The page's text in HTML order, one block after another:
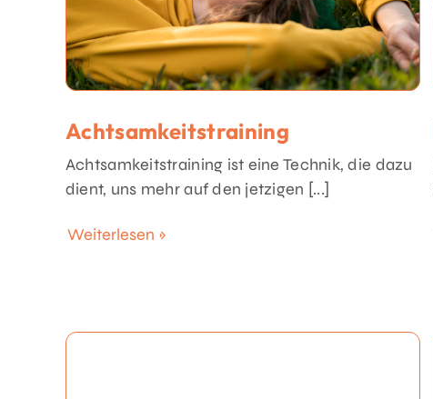
Achtsamkeitstraining
Achtsamkeitstraining ist eine Technik, die dazu
dient, uns mehr auf den jetzigen [...]
Weiterlesen »